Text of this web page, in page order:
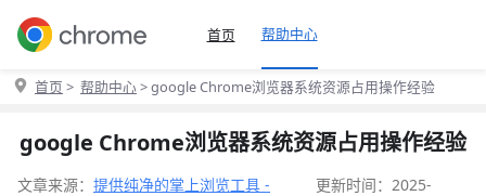
首页 帮助中心
首页 > 帮助中心> google Chrome浏览器系统资源占用操作经验
google Chrome浏览器系统资源占用操作经验
文章来源： 提供纯净的掌上浏览工具 -
更新时间：2025-